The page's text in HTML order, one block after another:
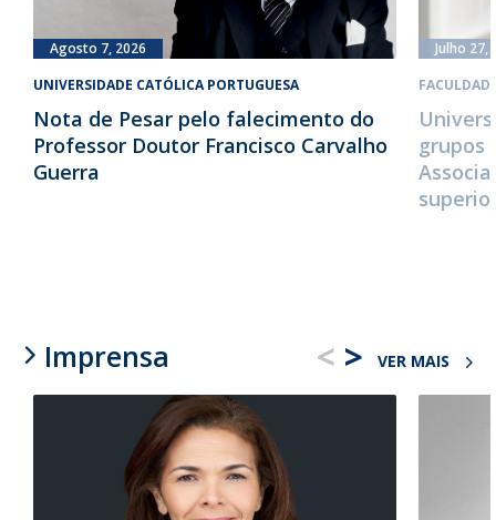
UNIVERSIDADE CATÓLICA PORTUGUESA
Nota de Pesar pelo falecimento do
Professor Doutor Francisco Carvalho
Guerra
Agosto 7, 2026
grupos
Julho 27,
VER MAIS
Imprensa < >